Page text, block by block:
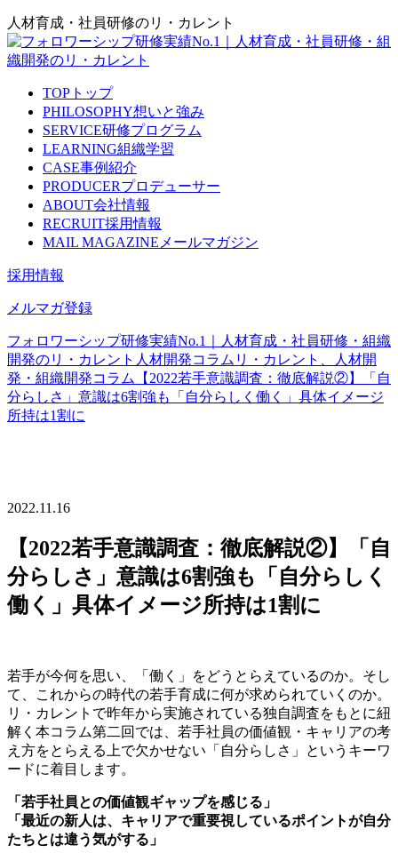
人材育成・社員研修のリ・カレント
TOP トップ
PHILOSOPHY想いと強み
SERVICE研修プログラム
LEARNING組織学習
CASE事例紹介
PRODUCERプロデューサー
ABOUT会社情報
RECRUIT採用情報
MAIL MAGAZINE メールマガジン
採用情報
メルマガ登録
フォロワーシップ研修実績No.1｜人材育成・社員研修・組織
開発のリ・カレント 人材開発コラム リ・カレント、人材開
発・組織開発コラム
【2022若手意識調査：徹底解説②】「自
分らしさ」意識は6割強も「自分らしく働く」具体イメージ
所持は1割に
2022.11.16
【2022若手意識調査：徹底解説②】「自
分らしさ」意識は6割強も「自分らしく
働く」具体イメージ所持は1割に
若手が今何を思い、「働く」をどうとらえているのか。そし
て、これからの時代の若手育成に何が求められていくのか。
リ・カレントで昨年から実施されている独自調査をもとに紐
解く本コラム第二回では、若手社員の価値観・キャリアの考
え方をとらえる上で欠かせない「自分らしさ」というキーワ
ードに着目します。
「若手社員との価値観ギャップを感じる」
「最近の新人は、キャリアで重要視しているポイントが自分
たちとは違う気がする」